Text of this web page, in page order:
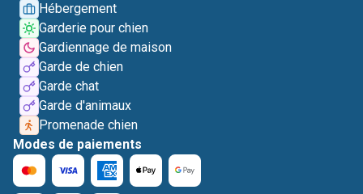
Hébergement
Garderie pour chien
Gardiennage de maison
Garde de chien
Garde chat
Garde d'animaux
Promenade chien
Modes de paiements